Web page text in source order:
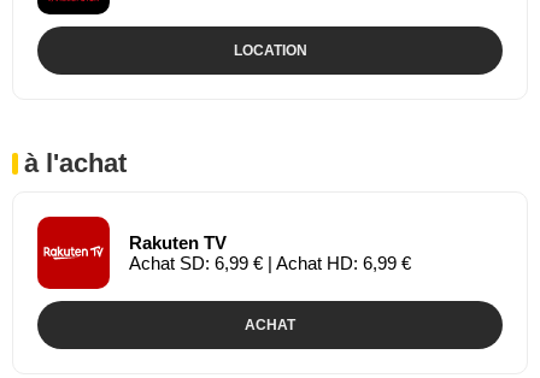
LOCATION
à l'achat
Rakuten TV
Achat SD: 6,99 € | Achat HD: 6,99 €
ACHAT